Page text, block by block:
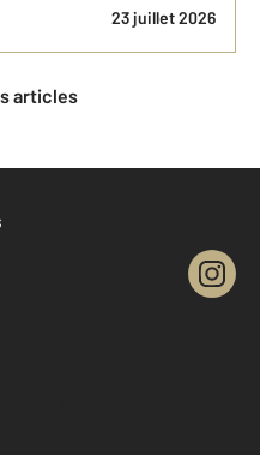
23 juillet 2026
articles
compte